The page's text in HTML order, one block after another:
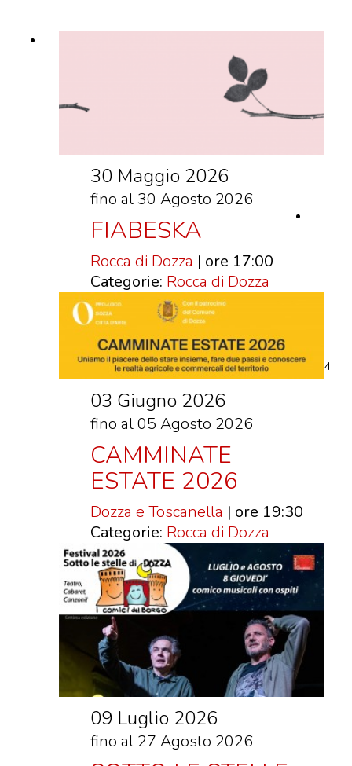
LABORATORI
ARCHIVIO EVENTI
INFORMAZIONE
UFFICIO TURISTICO DI DOZZA
GEMELLO DIGITALE BORGO
DOVE MANGIARE
DOVE DORMIRE
FANTASTIKA
ENOTECA
30 Maggio 2026
fino al 30 Agosto 2026
FIABESKA
Rocca di Dozza | ore 17:00
Categorie: Rocca di Dozza
03 Giugno 2026
fino al 05 Agosto 2026
CAMMINATE
ESTATE 2026
Dozza e Toscanella | ore 19:30
Categorie: Rocca di Dozza
09 Luglio 2026
fino al 27 Agosto 2026
4